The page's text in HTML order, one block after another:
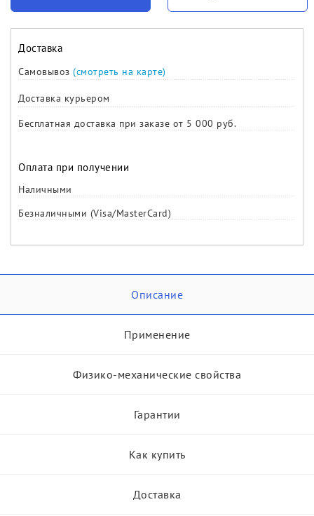
Доставка
Самовывоз (смотреть на карте)
Доставка курьером
Бесплатная доставка при заказе от 5 000 руб.
Оплата при получении
Наличными
Безналичными (Visa/MasterCard)
Описание
Применение
Физико-механические свойства
Гарантии
Как купить
Доставка